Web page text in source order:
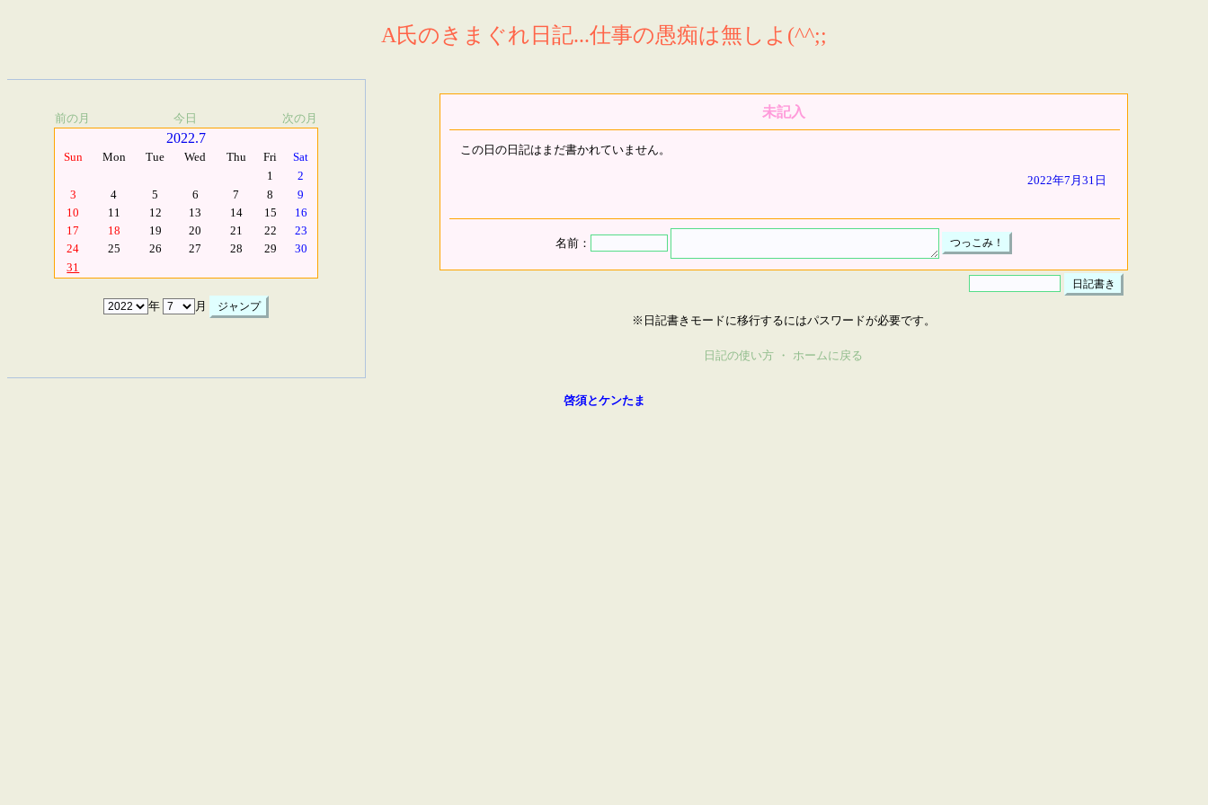
A氏のきまぐれ日記...仕事の愚痴は無しよ(^^;;
前の月 今日 次の月
2022.7
Sun Mon Tue Wed Thu Fri
Sat
1
2
3
4 5 6 7 8
9
10
11 12 13 14 15
16
17
18 19 20 21 22
23
24
25 26 27 28 29
30
31
年 月
未記入
この日の日記はまだ書かれていません。
2022年7月31日
名前：
※日記書きモードに移行するにはパスワードが必要です。
日記の使い方 ・ ホームに戻る
啓須とケンたま